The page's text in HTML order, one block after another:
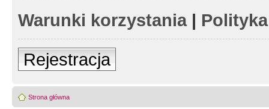
Warunki korzystania|
Rejestracja
Strona główna